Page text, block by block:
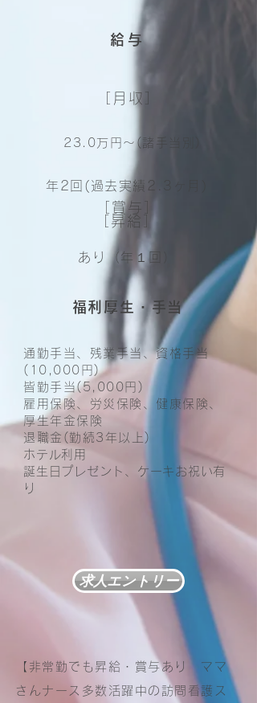
給与
［賞与］
［月収］
23.0万円～(諸手当別)
年2回(過去実績2.3ヶ月)
［昇給］
あり（年１回）
福利厚生・手当
通勤手当、残業手当、資格手当
(10,000円)
皆勤手当(5,000円)
雇用保険、労災保険、健康保険、
厚生年金保険
退職金(勤続3年以上)
ホテル利用
誕生日プレゼント、ケーキお祝い有
り
求人エントリー
【非常勤でも昇給・賞与あり ママ
さんナース多数活躍中の訪問看護ス